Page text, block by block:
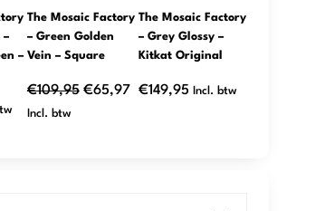
–
The Mosaic Factory
– Green Golden
Vein – Square
€109,95 Oorspronkelijke
€65,97Huidige
Incl. btw
The Mosaic Factory
– Grey Glossy –
Kitkat Original
€149,95 Incl. btw